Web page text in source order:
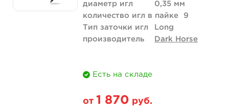
диаметр игл
0,35 мм
количество игл в пайке
9
Тип заточки игл
Long
производитель
Dark Horse
Есть на складе
от 1 870 руб.